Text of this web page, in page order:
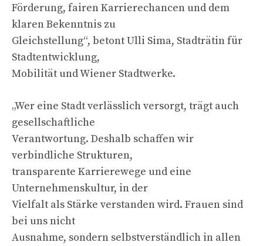
Förderung, fairen Karrierechancen und dem
klaren Bekenntnis zu
Gleichstellung“, betont Ulli Sima, Stadträtin für
Stadtentwicklung,
Mobilität und Wiener Stadtwerke.
„Wer eine Stadt verlässlich versorgt, trägt auch
gesellschaftliche
Verantwortung. Deshalb schaffen wir
verbindliche Strukturen,
transparente Karrierewege und eine
Unternehmenskultur, in der
Vielfalt als Stärke verstanden wird. Frauen sind
bei uns nicht
Ausnahme, sondern selbstverständlich in allen